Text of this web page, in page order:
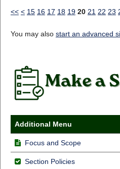
<< < 15 16 17 18 19 20 21 22 23
You may also start an advanced
Additional Menu
Focus and Scope
Section Policies